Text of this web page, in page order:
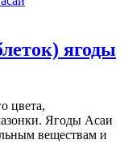
ягоды
цвета,
Ягоды Асаи
веществам и